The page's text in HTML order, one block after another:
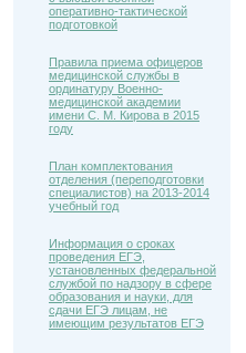
оперативно-тактической
подготовкой
Правила приема офицеров
медицинской службы в
ординатуру Военно-
медицинской академии
имени С. М. Кирова в 2015
году
План комплектования
отделения (переподготовки
специалистов) на 2013-2014
учебный год
Информация о сроках
проведения ЕГЭ,
установленных федеральной
службой по надзору в сфере
образования и науки, для
сдачи ЕГЭ лицам, не
имеющим результатов ЕГЭ